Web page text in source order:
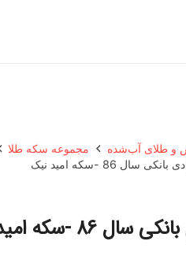
طلای آب‌شده مجموعه سکه طلا
86 -سکه امید نیک
-سکه امید نیک